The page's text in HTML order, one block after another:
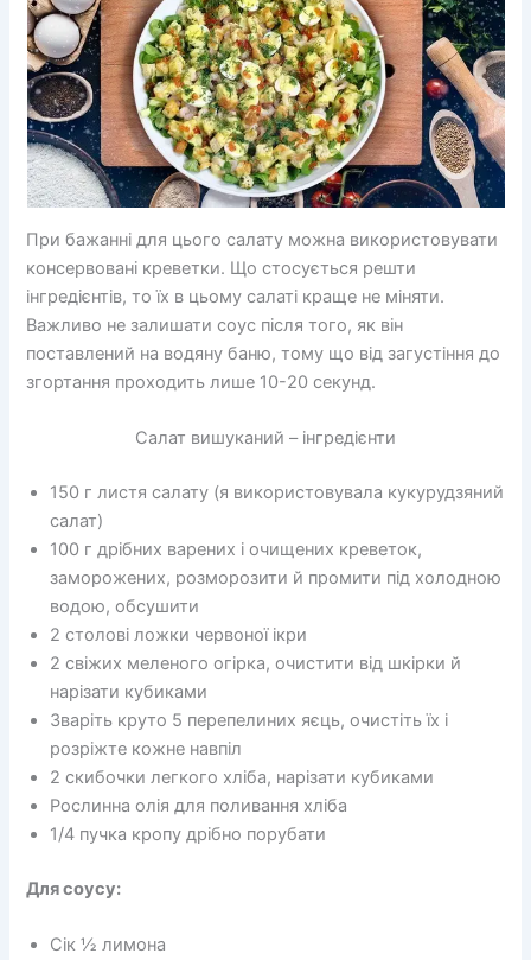
При бажанні для цього салату можна використовувати
консервовані креветки. Що стосується решти
інгредієнтів, то їх в цьому салаті краще не міняти.
Важливо не залишати соус після того, як він
поставлений на водяну баню, тому що від загустіння до
згортання проходить лише 10-20 секунд.
Салат вишуканий – інгредієнти
150 г листя салату (я використовувала кукурудзяний
салат)
100 г дрібних варених і очищених креветок,
заморожених, розморозити й промити під холодною
водою, обсушити
2 столові ложки червоної ікри
2 свіжих меленого огірка, очистити від шкірки й
нарізати кубиками
Зваріть круто 5 перепелиних яєць, очистіть їх і
розріжте кожне навпіл
2 скибочки легкого хліба, нарізати кубиками
Рослинна олія для поливання хліба
1/4 пучка кропу дрібно порубати
Для соусу:
Сік ½ лимона